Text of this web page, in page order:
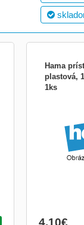
Hama
plastová,
1ks
závitu: 11
vonkajší
kov -
4.10€